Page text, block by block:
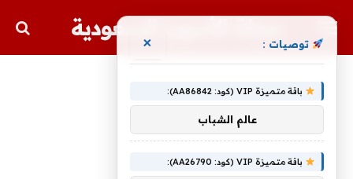
مجلة الأسهم السعودية
توصيات : ×
باقة متميزة VIP (كود: AA86842):
عالم الشباب
باقة متميزة VIP (كود: AA26790):